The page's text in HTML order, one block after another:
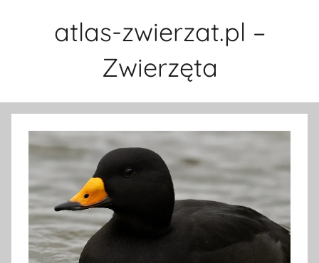
atlas-zwierzat.pl –
Zwierzęta